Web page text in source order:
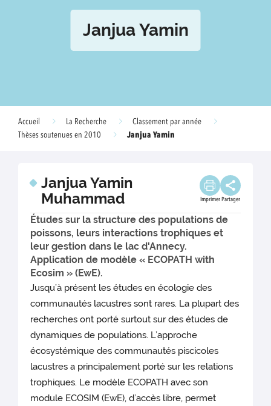
Janjua Yamin
Accueil La Recherche
Classement par année
Thèses soutenues en 2010
Janjua Yamin
Janjua Yamin
Muhammad
Imprimer Partager
Études sur la structure des populations de
poissons, leurs interactions trophiques et
leur gestion dans le lac d'Annecy.
Application de modèle « ECOPATH with
Ecosim » (EwE).
Jusqu’à présent les études en écologie des
communautés lacustres sont rares. La plupart des
recherches ont porté surtout sur des études de
dynamiques de populations. L’approche
écosystémique des communautés piscicoles
lacustres a principalement porté sur les relations
trophiques. Le modèle ECOPATH avec son
module ECOSIM (EwE), d’accès libre, permet